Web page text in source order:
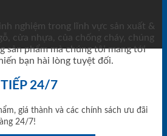
nghiệm trong lĩnh vực sản xuất &
cửa nhựa, của chống cháy, chúng
sản phẩm mà chúng tôi mang tới
bạn hài lòng tuyệt đối.
24/7
giá thành và các chính sách ưu đãi
24/7!